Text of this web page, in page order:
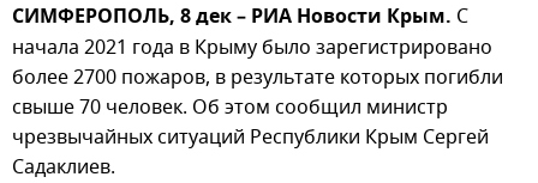
СИМФЕРОПОЛЬ, 8 дек – РИА Новости Крым. С
начала 2021 года в Крыму было зарегистрировано
более 2700 пожаров, в результате которых погибли
свыше 70 человек. Об этом сообщил министр
чрезвычайных ситуаций Республики Крым Сергей
Садаклиев.